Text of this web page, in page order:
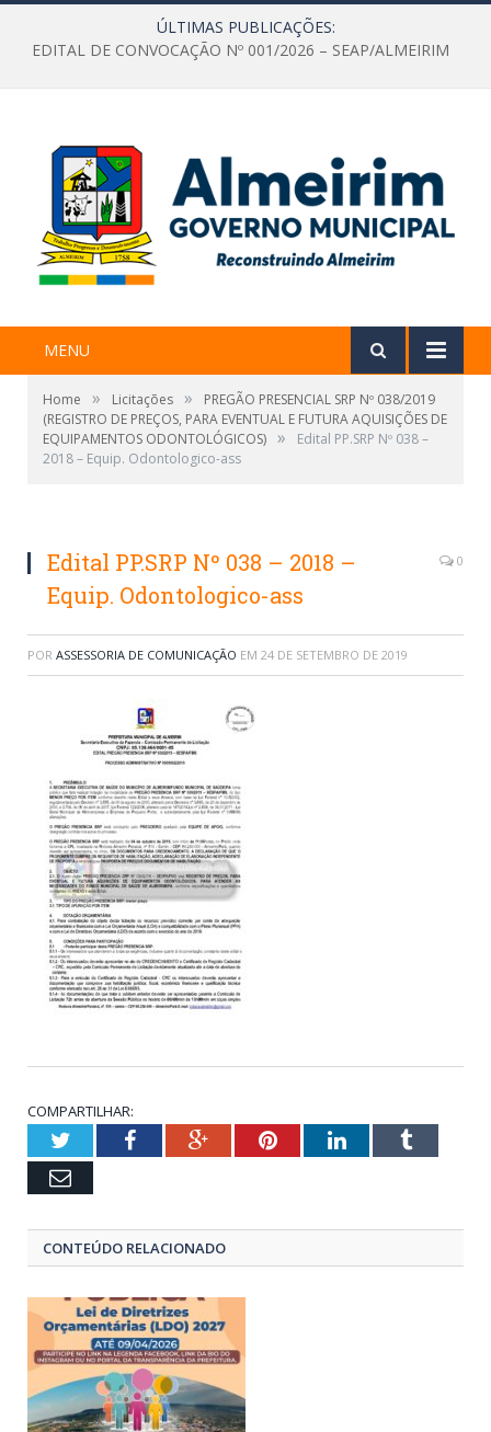
ÚLTIMAS PUBLICAÇÕES:
EDITAL DE CONVOCAÇÃO Nº 001/2026 – SEAP/ALMEIRIM
MENU
Home » Licitações »
PREGÃO PRESENCIAL SRP Nº 038/2019
(REGISTRO DE PREÇOS, PARA EVENTUAL E FUTURA AQUISIÇÕES DE
EQUIPAMENTOS ODONTOLÓGICOS) »
Edital PP.SRP Nº 038 –
2018 – Equip. Odontologico-ass
Edital PP.SRP Nº 038 – 2018 –
Equip. Odontologico-ass
0
POR ASSESSORIA DE COMUNICAÇÃO EM 24 DE SETEMBRO DE 2019
COMPARTILHAR:
TwitterFacebookGoogle+PinterestLinkedInTumblr
Email
CONTEÚDO RELACIONADO